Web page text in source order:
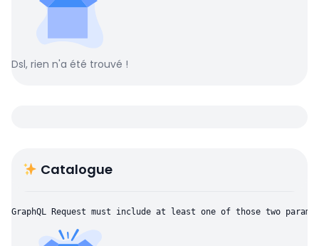
Dsl, rien n'a été trouvé !
Catalogue
GraphQL Request must include at least one of those two